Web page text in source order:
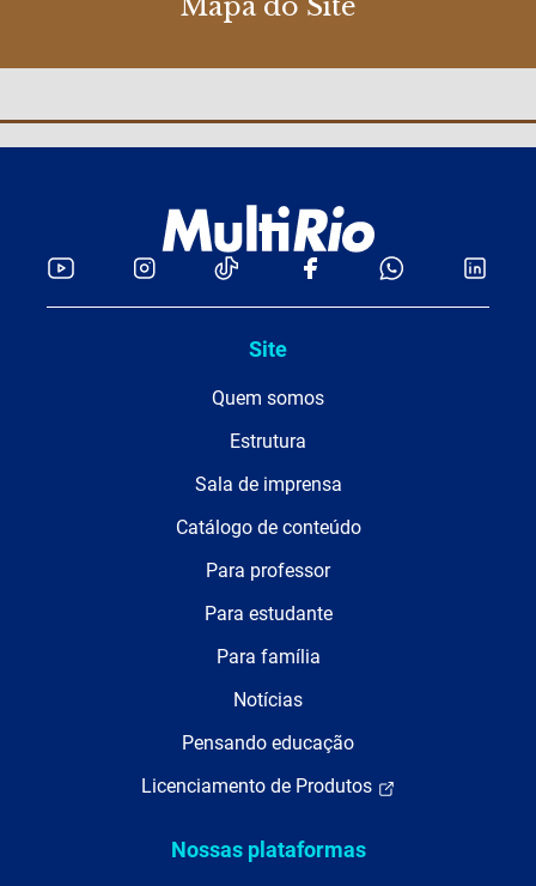
Mapa do Site
Site
Quem somos
Estrutura
Sala de imprensa
Catálogo de conteúdo
Para professor
Para estudante
Para família
Notícias
Pensando educação
Licenciamento de Produtos
Nossas plataformas